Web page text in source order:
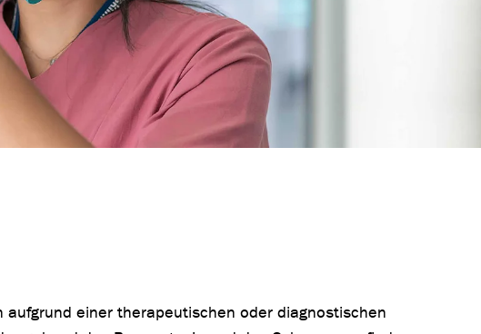
aufgrund einer therapeutischen oder diagnostischen